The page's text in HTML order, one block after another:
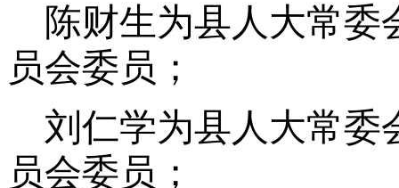
陈财生为县人大常
员会委员；
刘仁学为县人大常委
员会委员；